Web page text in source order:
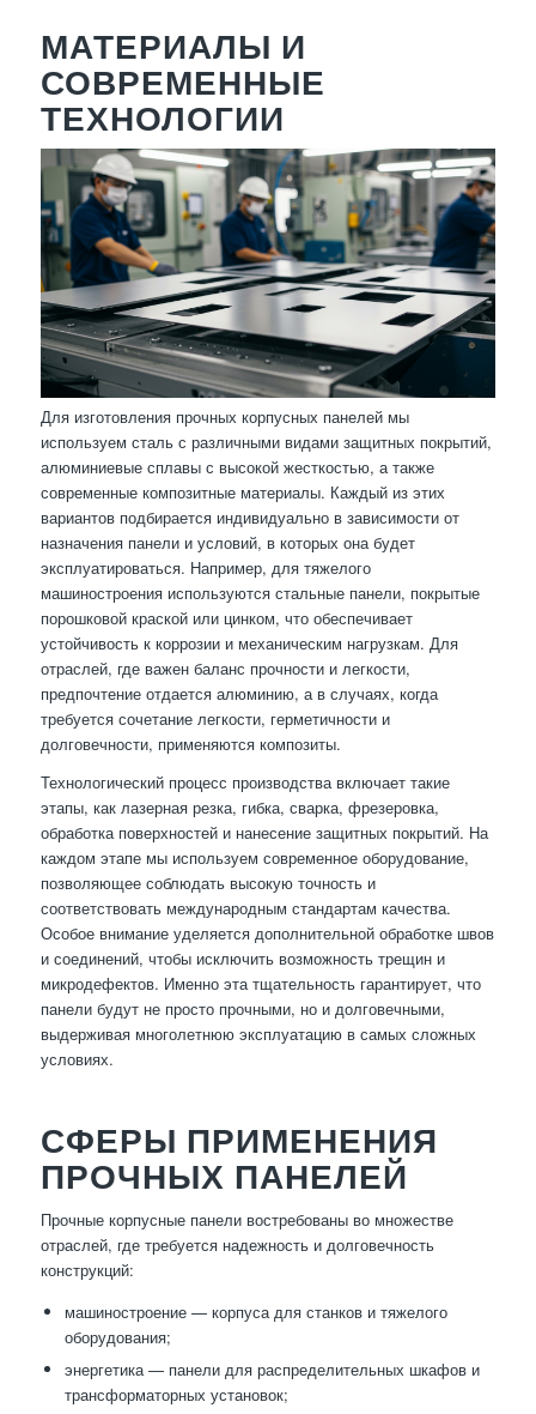
МАТЕРИАЛЫ И
СОВРЕМЕННЫЕ
ТЕХНОЛОГИИ
Для изготовления прочных корпусных панелей мы
используем сталь с различными видами защитных покрытий,
алюминиевые сплавы с высокой жесткостью, а также
современные композитные материалы. Каждый из этих
вариантов подбирается индивидуально в зависимости от
назначения панели и условий, в которых она будет
эксплуатироваться. Например, для тяжелого
машиностроения используются стальные панели, покрытые
порошковой краской или цинком, что обеспечивает
устойчивость к коррозии и механическим нагрузкам. Для
отраслей, где важен баланс прочности и легкости,
предпочтение отдается алюминию, а в случаях, когда
требуется сочетание легкости, герметичности и
долговечности, применяются композиты.
Технологический процесс производства включает такие
этапы, как лазерная резка, гибка, сварка, фрезеровка,
обработка поверхностей и нанесение защитных покрытий. На
каждом этапе мы используем современное оборудование,
позволяющее соблюдать высокую точность и
соответствовать международным стандартам качества.
Особое внимание уделяется дополнительной обработке швов
и соединений, чтобы исключить возможность трещин и
микродефектов. Именно эта тщательность гарантирует, что
панели будут не просто прочными, но и долговечными,
выдерживая многолетнюю эксплуатацию в самых сложных
условиях.
СФЕРЫ ПРИМЕНЕНИЯ
ПРОЧНЫХ ПАНЕЛЕЙ
Прочные корпусные панели востребованы во множестве
отраслей, где требуется надежность и долговечность
конструкций:
машиностроение — корпуса для станков и тяжелого
оборудования;
энергетика — панели для распределительных шкафов и
трансформаторных установок;